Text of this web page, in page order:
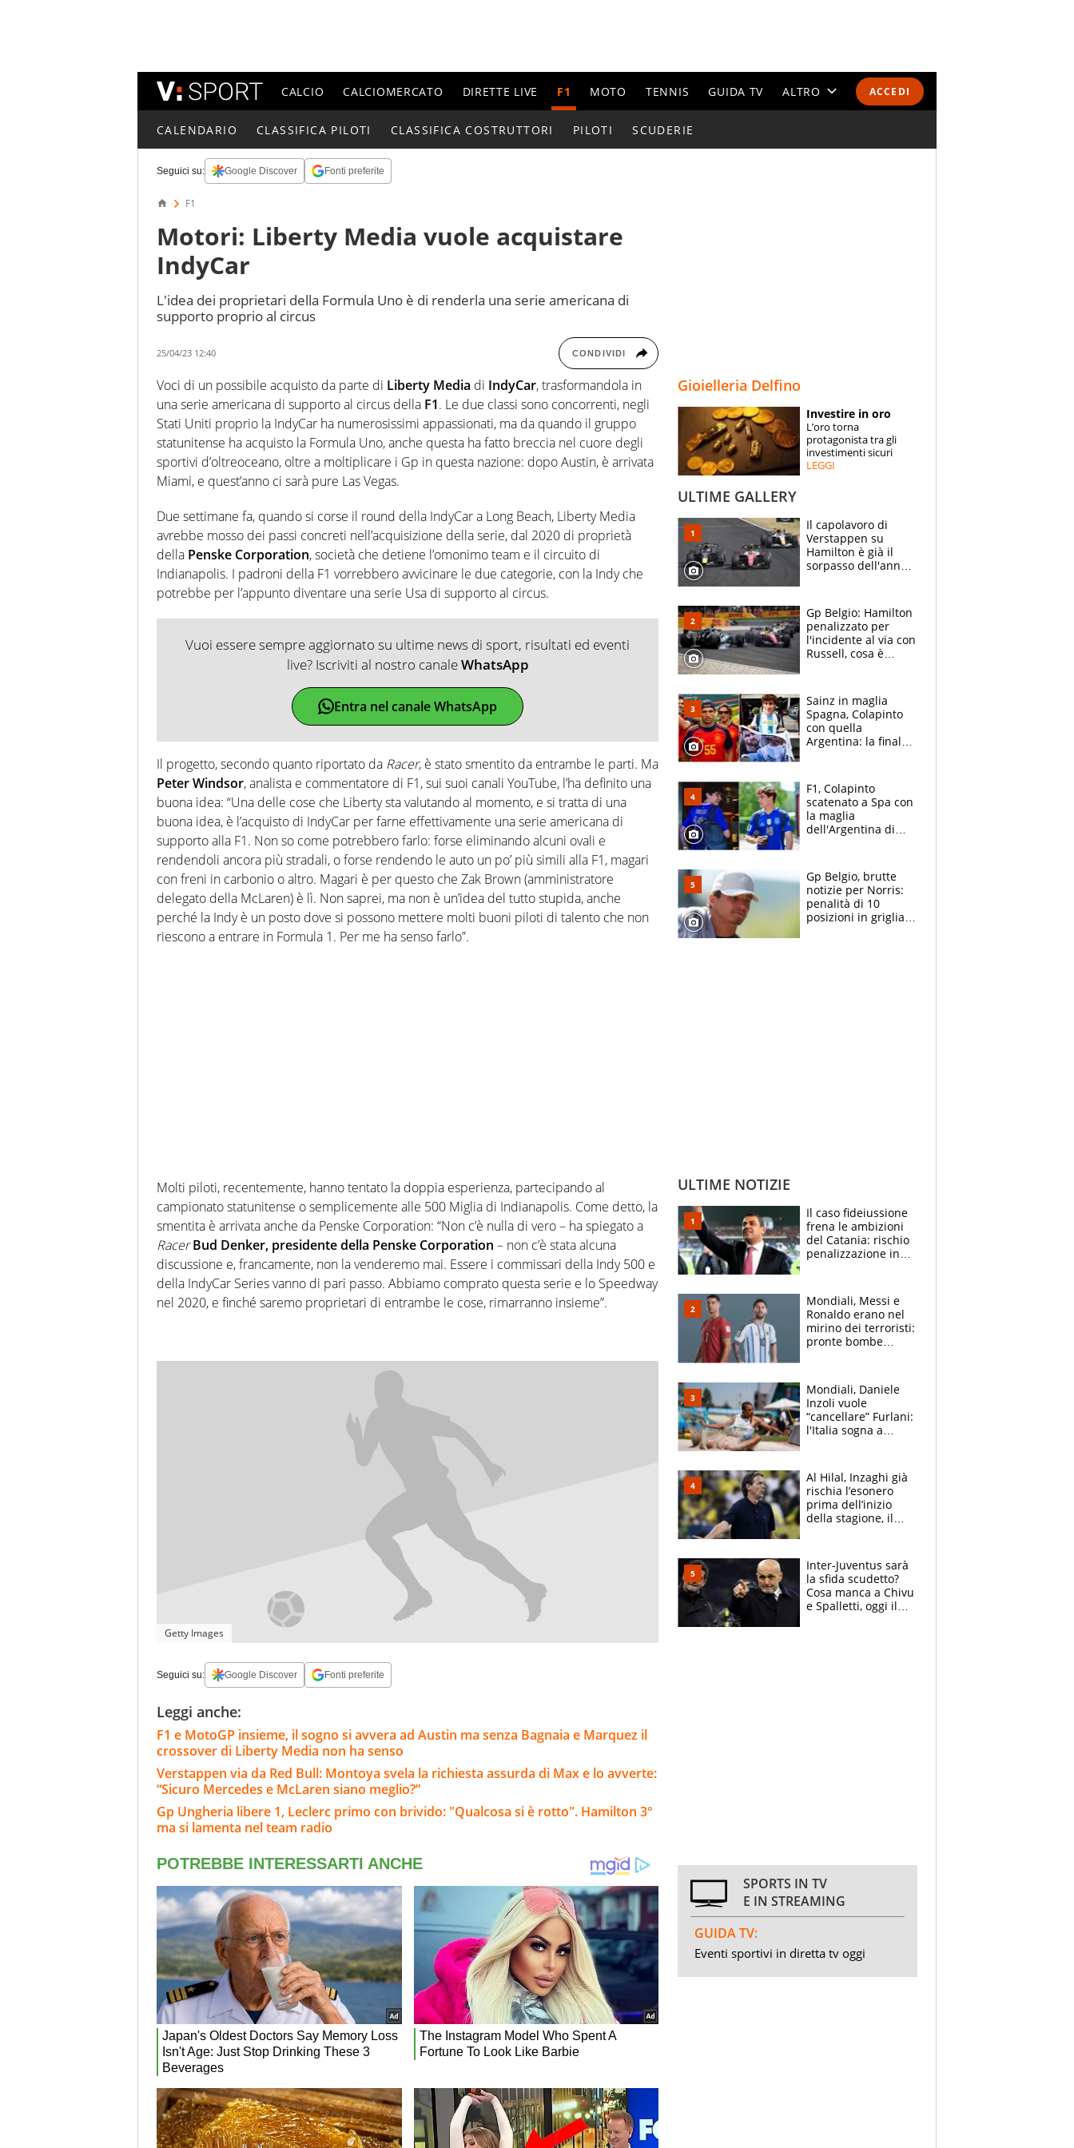
ACCEDI
CALCIO CALCIOMERCATO DIRETTE LIVE F1 MOTO TENNIS GUIDA TV ALTRO
ESPERTI
CONTATTI
CALENDARIO CLASSIFICA PILOTI CLASSIFICA COSTRUTTORI PILOTI SCUDERIE
Seguici su: Google Discover Fonti preferite
F1
Motori: Liberty Media vuole acquistare
IndyCar
L'idea dei proprietari della Formula Uno è di renderla una serie americana di
supporto proprio al circus
25/04/23 12:40 CONDIVIDI
Voci di un possibile acquisto da parte di Liberty Media di IndyCar, trasformandola in
una serie americana di supporto al circus della F1. Le due classi sono concorrenti, negli
Stati Uniti proprio la IndyCar ha numerosissimi appassionati, ma da quando il gruppo
statunitense ha acquisto la Formula Uno, anche questa ha fatto breccia nel cuore degli
sportivi d’oltreoceano, oltre a moltiplicare i Gp in questa nazione: dopo Austin, è arrivata
Miami, e quest’anno ci sarà pure Las Vegas.
Due settimane fa, quando si corse il round della IndyCar a Long Beach, Liberty Media
avrebbe mosso dei passi concreti nell’acquisizione della serie, dal 2020 di proprietà
della Penske Corporation, società che detiene l’omonimo team e il circuito di
Indianapolis. I padroni della F1 vorrebbero avvicinare le due categorie, con la Indy che
potrebbe per l’appunto diventare una serie Usa di supporto al circus.
Vuoi essere sempre aggiornato su ultime news di sport, risultati ed eventi
live? Iscriviti al nostro canaleWhatsApp
Entra nel canale WhatsApp
Il progetto, secondo quanto riportato da Racer, è stato smentito da entrambe le parti. Ma
Peter Windsor, analista e commentatore di F1, sui suoi canali YouTube, l’ha definito una
buona idea: “Una delle cose che Liberty sta valutando al momento, e si tratta di una
buona idea, è l’acquisto di IndyCar per farne effettivamente una serie americana di
supporto alla F1. Non so come potrebbero farlo: forse eliminando alcuni ovali e
rendendoli ancora più stradali, o forse rendendo le auto un po’ più simili alla F1, magari
con freni in carbonio o altro. Magari è per questo che Zak Brown (amministratore
delegato della McLaren) è lì. Non saprei, ma non è un’idea del tutto stupida, anche
perché la Indy è un posto dove si possono mettere molti buoni piloti di talento che non
riescono a entrare in Formula 1. Per me ha senso farlo”.
Molti piloti, recentemente, hanno tentato la doppia esperienza, partecipando al
campionato statunitense o semplicemente alle 500 Miglia di Indianapolis. Come detto, la
smentita è arrivata anche da Penske Corporation: “Non c’è nulla di vero – ha spiegato a
Racer Bud Denker, presidente della Penske Corporation – non c’è stata alcuna
discussione e, francamente, non la venderemo mai. Essere i commissari della Indy 500 e
della IndyCar Series vanno di pari passo. Abbiamo comprato questa serie e lo Speedway
nel 2020, e finché saremo proprietari di entrambe le cose, rimarranno insieme”.
Getty Images
Seguici su: Google Discover Fonti preferite
Leggi anche:
F1 e MotoGP insieme, il sogno si avvera ad Austin ma senza Bagnaia e Marquez il
crossover di Liberty Media non ha senso
Verstappen via da Red Bull: Montoya svela la richiesta assurda di Max e lo avverte:
“Sicuro Mercedes e McLaren siano meglio?”
Gp Ungheria libere 1, Leclerc primo con brivido: "Qualcosa si è rotto". Hamilton 3°
ma si lamenta nel team radio
Gioielleria Delfino
Investire in oro
L’oro torna
protagonista tra gli
investimenti sicuri
LEGGI
ULTIME GALLERY
Il capolavoro di
Verstappen su
Hamilton è già il
sorpasso dell'anno:
2021
Gp Belgio: Hamilton
penalizzato per
l'incidente al via con
Russell, cosa è
Sainz in maglia
Spagna, Colapinto
con quella
Argentina: la finale
vede l'ora
F1, Colapinto
scatenato a Spa con
la maglia
dell'Argentina di
le parolacce"
Gp Belgio, brutte
notizie per Norris:
penalità di 10
posizioni in griglia,
ULTIME NOTIZIE
Il caso fideiussione
frena le ambizioni
del Catania: rischio
penalizzazione in
Mondiali, Messi e
Ronaldo erano nel
mirino dei terroristi:
pronte bombe
Mondiali, Daniele
Inzoli vuole
“cancellare” Furlani:
l'Italia sogna a
finale
Al Hilal, Inzaghi già
rischia l’esonero
prima dell’inizio
della stagione, il
Inter-Juventus sarà
la sfida scudetto?
Cosa manca a Chivu
e Spalletti, oggi il
SPORTS IN TV
E IN STREAMING
GUIDA TV:
Eventi sportivi in diretta tv oggi